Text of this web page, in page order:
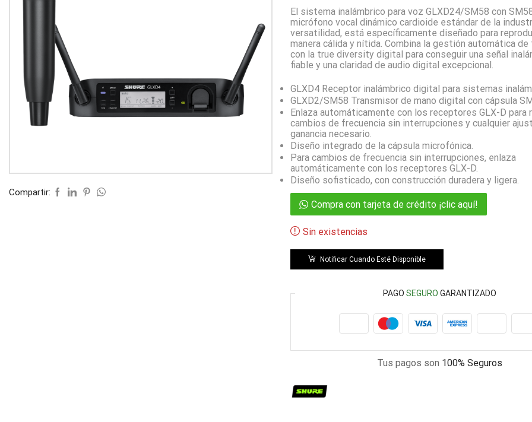
Compartir:
El sistema inalámbrico para voz GLXD24/SM58 con
micrófono vocal dinámico cardioide estándar de la
versatilidad, está específicamente diseñado para
manera cálida y nítida. Combina la gestión automática
con la true diversity digital para conseguir una señal
fiable y una claridad de audio digital excepcional.
GLXD4 Receptor inalámbrico digital para sistemas
GLXD2/SM58 Transmisor de mano digital con cápsula
Enlaza automáticamente con los receptores GLX-D para
cambios de frecuencia sin interrupciones y cualquier
ganancia necesario.
Diseño integrado de la cápsula microfónica.
Para cambios de frecuencia sin interrupciones, enlaza
automáticamente con los receptores GLX-D.
Diseño sofisticado, con construcción duradera y ligera.
Compra con tarjeta de crédito ¡clic aquí!
Sin existencias
Notificar Cuando Esté Disponible
PAGOSEGURO GARANTIZADO
Tus pagos son 100% Seguros